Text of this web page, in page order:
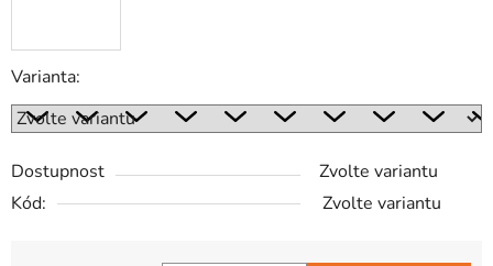
Varianta:
Dostupnost
Zvolte variantu
Kód:
Zvolte variantu